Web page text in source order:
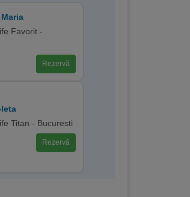
Favorit -
Rezervă
Titan - Bucuresti
Rezervă